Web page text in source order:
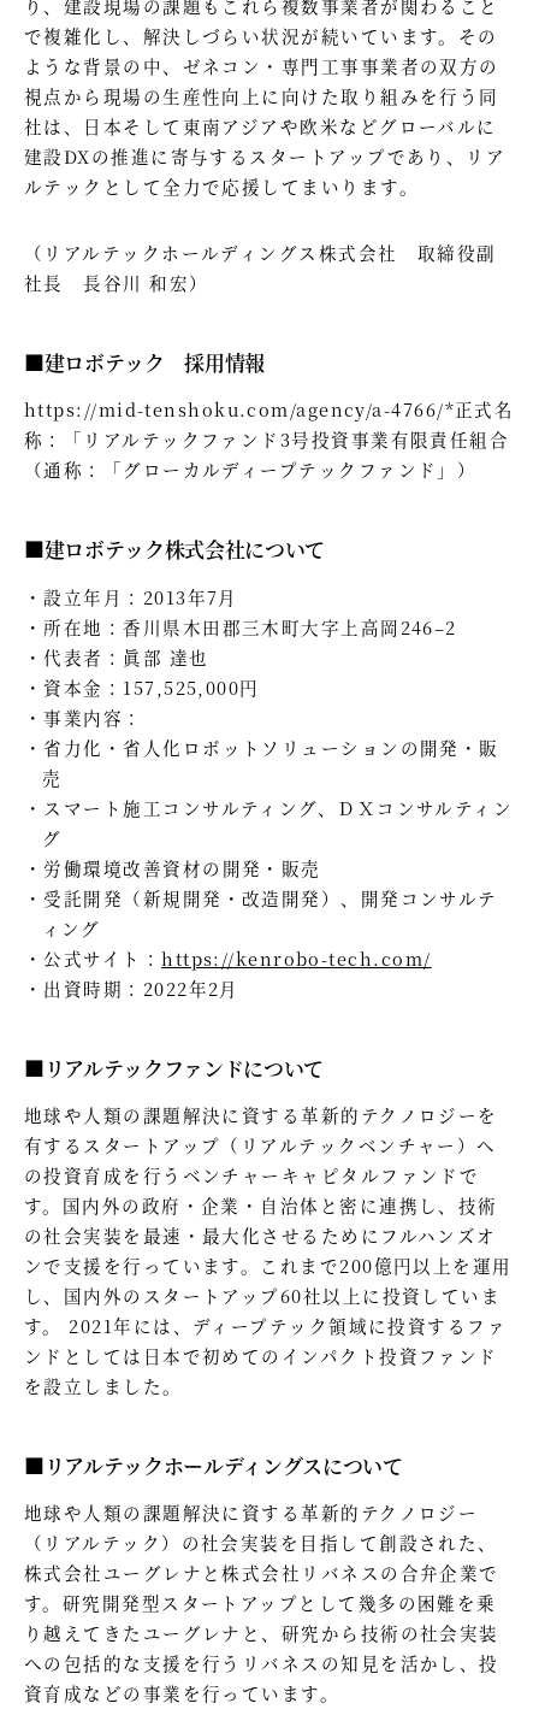
り、建設現場の課題もこれら複数事業者が関わること
で複雑化し、解決しづらい状況が続いています。その
ような背景の中、ゼネコン・専門工事事業者の双方の
視点から現場の生産性向上に向けた取り組みを行う同
社は、日本そして東南アジアや欧米などグローバルに
建設DXの推進に寄与するスタートアップであり、リア
ルテックとして全力で応援してまいります。
（リアルテックホールディングス株式会社 取締役副
社長 長谷川 和宏）
■建ロボテック 採用情報
https://mid-tenshoku.com/agency/a-4766/*正式名
称：「リアルテックファンド3号投資事業有限責任組合
（通称：「グローカルディープテックファンド」）
■建ロボテック株式会社について
設立年月：2013年7月
所在地：香川県木田郡三木町大字上高岡246–2
代表者：眞部 達也
資本金：157,525,000円
事業内容：
省力化・省人化ロボットソリューションの開発・販
売
スマート施工コンサルティング、ＤＸコンサルティン
グ
労働環境改善資材の開発・販売
受託開発（新規開発・改造開発）、開発コンサルテ
ィング
公式サイト：https://kenrobo-tech.com/
出資時期：2022年2月
■リアルテックファンドについて
地球や人類の課題解決に資する革新的テクノロジーを
有するスタートアップ（リアルテックベンチャー）へ
の投資育成を行うベンチャーキャピタルファンドで
す。国内外の政府・企業・自治体と密に連携し、技術
の社会実装を最速・最大化させるためにフルハンズオ
ンで支援を行っています。これまで200億円以上を運用
し、国内外のスタートアップ60社以上に投資していま
す。 2021年には、ディープテック領域に投資するファ
ンドとしては日本で初めてのインパクト投資ファンド
を設立しました。
■リアルテックホールディングスについて
地球や人類の課題解決に資する革新的テクノロジー
（リアルテック）の社会実装を目指して創設された、
株式会社ユーグレナと株式会社リバネスの合弁企業で
す。研究開発型スタートアップとして幾多の困難を乗
り越えてきたユーグレナと、研究から技術の社会実装
への包括的な支援を行うリバネスの知見を活かし、投
資育成などの事業を行っています。